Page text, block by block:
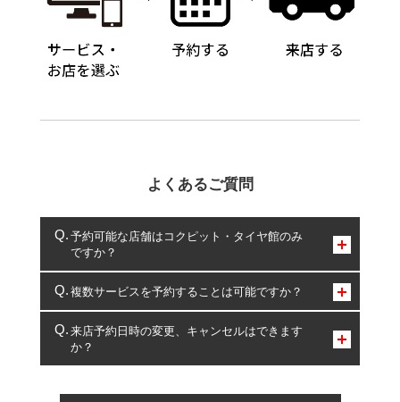
よくあるご質問
予約可能な店舗はコクピット・タイヤ館のみ
ですか？
コクピット・タイヤ館のみとなります。
複数サービスを予約することは可能ですか？
複数サービスのご予約は可能です。
一部の商品・サービスの組み合わせに限り、同時にご予約が
出来ないものもございます。
来店予約日時の変更、キャンセルはできます
か？